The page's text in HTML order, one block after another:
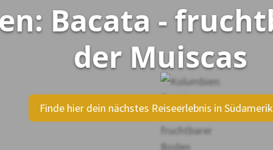
Bacata -
der Muiscas
Finde hier dein nächstes Reiseerlebnis in